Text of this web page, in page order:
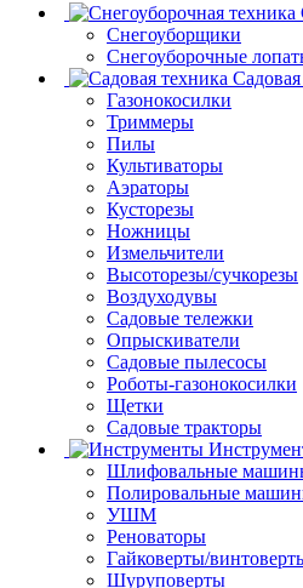
Снегоуборщики
Снегоуборочные
Газонокосилки
Триммеры
Пилы
Культиваторы
Аэраторы
Кусторезы
Ножницы
Измельчители
Высоторезы/сучкорезы
Воздуходувы
Садовые тележки
Опрыскиватели
Садовые пылесосы
Роботы-газонокосилки
Щетки
Садовые тракторы
Шлифовальные
Полировальные
УШМ
Реноваторы
Гайковерты/
Шуруповерты